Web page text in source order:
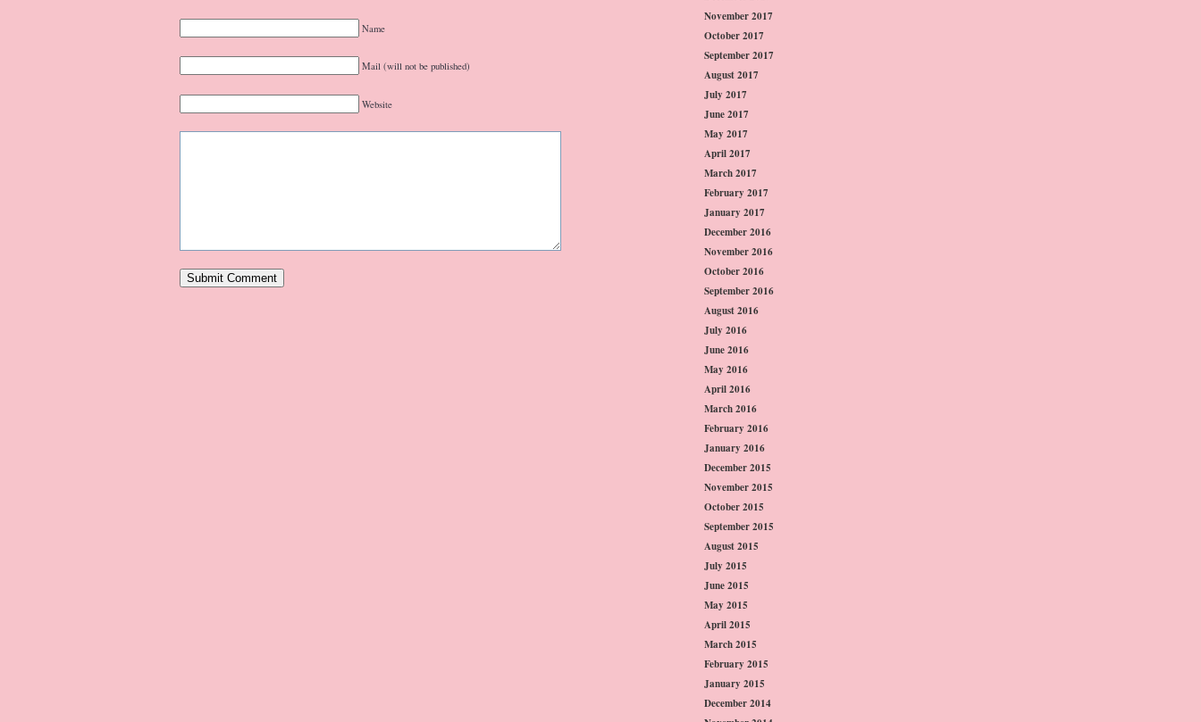
Name
Mail (will not be published)
Website
November 2017
October 2017
September 2017
August 2017
July 2017
June 2017
May 2017
April 2017
March 2017
February 2017
January 2017
December 2016
November 2016
October 2016
September 2016
August 2016
July 2016
June 2016
May 2016
April 2016
March 2016
February 2016
January 2016
December 2015
November 2015
October 2015
September 2015
August 2015
July 2015
June 2015
May 2015
April 2015
March 2015
February 2015
January 2015
December 2014